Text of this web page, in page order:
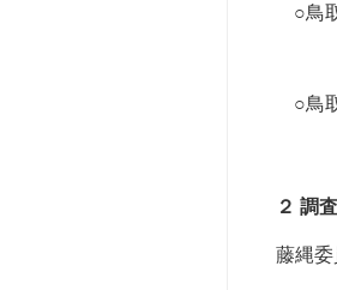
○鳥
○鳥
２ 調
藤縄